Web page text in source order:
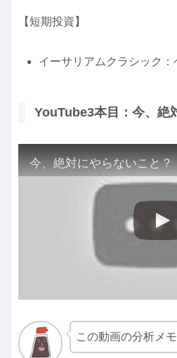
【短期投資】
イーサリアムクラシック：
YouTube3本目：今、絶
今、絶対にやらないこと？
この動画の分析メモ